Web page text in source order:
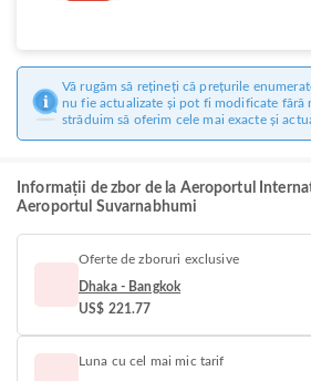
Vă rugăm să rețineți că prețurile
nu fie actualizate și pot fi modificate fără
străduim să oferim cele mai exacte și
Informații de zbor de la Aeroportul
Aeroportul Suvarnabhumi
Oferte de zboruri exclusive
Dhaka - Bangkok
US$ 221.77
Luna cu cel mai mic tarif